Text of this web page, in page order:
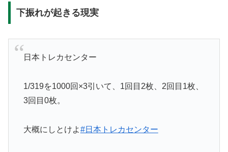
下振れが起きる現実
日本トレカセンター
1/319を1000回×3引いて、1回目2枚、2回目1枚、
3回目0枚。
大概にしとけよ#日本トレカセンター